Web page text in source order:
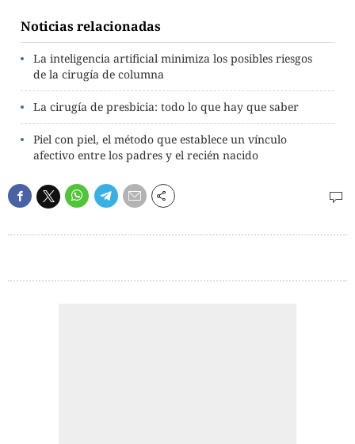
Noticias relacionadas
La inteligencia artificial minimiza los posibles riesgos
de la cirugía de columna
La cirugía de presbicia: todo lo que hay que saber
Piel con piel, el método que establece un vínculo
afectivo entre los padres y el recién nacido